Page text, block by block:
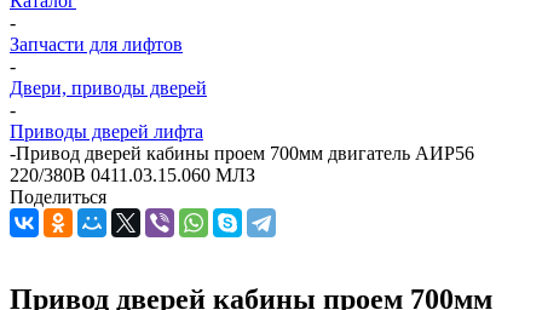
-
Запчасти для лифтов
-
Двери, приводы дверей
-
Приводы дверей лифта
-Привод дверей кабины проем 700мм двигатель АИР56
220/380В 0411.03.15.060 МЛЗ
Поделиться
Привод дверей кабины проем 700мм